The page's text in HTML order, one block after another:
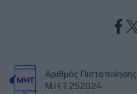
Αριθμός Πιστοποίησης
Μ.Η.Τ.252024